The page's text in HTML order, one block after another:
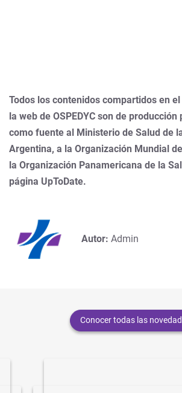
Todos los contenidos compartidos en
la web de OSPEDYC son de
como fuente al Ministerio de Salud de
Argentina, a la Organización Mundial
la Organización Panamericana de la
página UpToDate.
Autor: Admin
Conocer todas las